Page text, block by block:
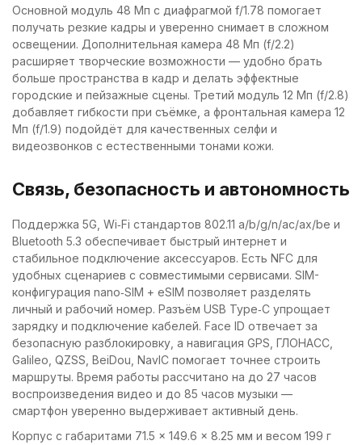
Основной модуль 48 Мп с диафрагмой f/1.78 помогает
получать резкие кадры и уверенно снимает в сложном
освещении. Дополнительная камера 48 Мп (f/2.2)
расширяет творческие возможности — удобно брать
больше пространства в кадр и делать эффектные
городские и пейзажные сцены. Третий модуль 12 Мп (f/2.8)
добавляет гибкости при съёмке, а фронтальная камера 12
Мп (f/1.9) подойдёт для качественных селфи и
видеозвонков с естественными тонами кожи.
Связь, безопасность и автономность
Поддержка 5G, Wi‑Fi стандартов 802.11 a/b/g/n/ac/ax/be и
Bluetooth 5.3 обеспечивает быстрый интернет и
стабильное подключение аксессуаров. Есть NFC для
удобных сценариев с совместимыми сервисами. SIM-
конфигурация nano‑SIM + eSIM позволяет разделять
личный и рабочий номер. Разъём USB Type‑C упрощает
зарядку и подключение кабелей. Face ID отвечает за
безопасную разблокировку, а навигация GPS, ГЛОНАСС,
Galileo, QZSS, BeiDou, NavIC помогает точнее строить
маршруты. Время работы рассчитано на до 27 часов
воспроизведения видео и до 85 часов музыки —
смартфон уверенно выдерживает активный день.
Корпус с габаритами 71.5 × 149.6 × 8.25 мм и весом 199 г